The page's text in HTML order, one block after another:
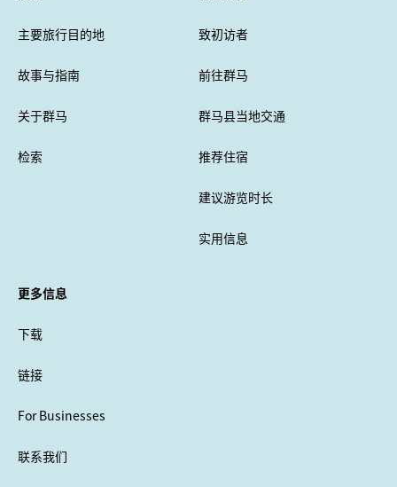
主要旅行目的地
故事与指南
关于群马
检索
致初访者
前往群马
群马县当地交通
推荐住宿
建议游览时长
实用信息
更多信息
下载
链接
For Businesses
联系我们